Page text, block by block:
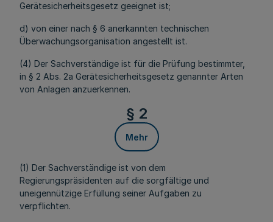
Gerätesicherheitsgesetz geeignet ist;
d) von einer nach § 6 anerkannten technischen
Überwachungsorganisation angestellt ist.
(4) Der Sachverständige ist für die Prüfung bestimmter,
in § 2 Abs. 2a Gerätesicherheitsgesetz genannter Arten
von Anlagen anzuerkennen.
§ 2
Mehr
(1) Der Sachverständige ist von dem
Regierungspräsidenten auf die sorgfältige und
uneigennützige Erfüllung seiner Aufgaben zu
verpflichten.